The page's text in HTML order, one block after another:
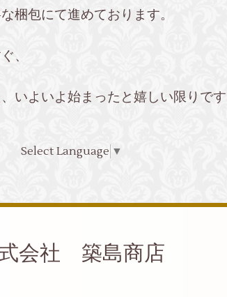
梱包にて進めております。
、
いよいよ始まったと嬉しい限りで
Select Language ▼
会社 築島商店